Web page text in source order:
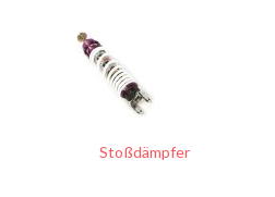
Stoßdämpfer